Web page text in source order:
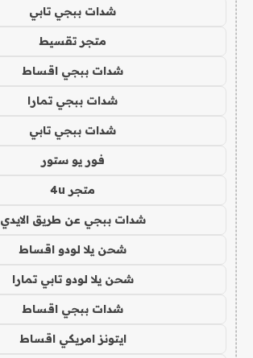
شدات ببجي تابي
متجر تقسيط
شدات ببجي اقساط
شدات ببجي تمارا
شدات ببجي تابي
فور يو ستور
متجر 4u
شدات ببجي عن طريق الايدي
شحن يلا لودو اقساط
شحن يلا لودو تابي تمارا
شدات ببجي اقساط
ايتونز امريكي اقساط